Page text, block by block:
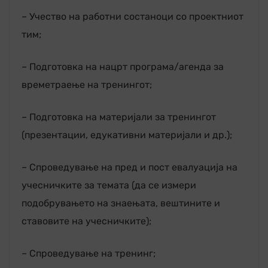
– Учество на работни состаноци со проектниот
тим;
– Подготовка на нацрт програма/агенда за
времетраење на тренингот;
– Подготовка на материјали за тренингот
(презентации, едукативни материјали и др.);
– Спроведување на пред и пост евалуација на
учесничките за темата (да се измери
подобрувањето на знаењата, вештините и
ставовите на учесничките);
– Спроведување на тренинг;